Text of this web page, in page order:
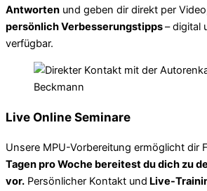
Antworten und geben dir direkt per
persönlich Verbesserungstipps– digital
verfügbar.
Live Online Seminare
Unsere MPU-Vorbereitung ermöglicht dir
Tagen pro Woche bereitest du dich zu
vor. Persönlicher Kontakt und Live-